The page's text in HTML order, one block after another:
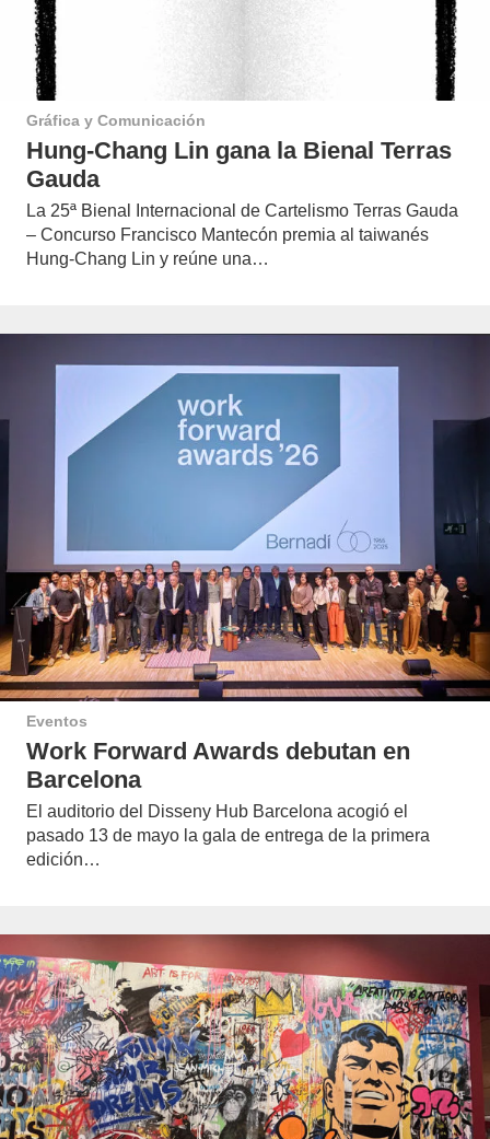
Gráfica y Comunicación
Hung-Chang Lin gana la Bienal Terras
Gauda
La 25ª Bienal Internacional de Cartelismo Terras Gauda
– Concurso Francisco Mantecón premia al taiwanés
Hung-Chang Lin y reúne una…
Eventos
Work Forward Awards debutan en
Barcelona
El auditorio del Disseny Hub Barcelona acogió el
pasado 13 de mayo la gala de entrega de la primera
edición…